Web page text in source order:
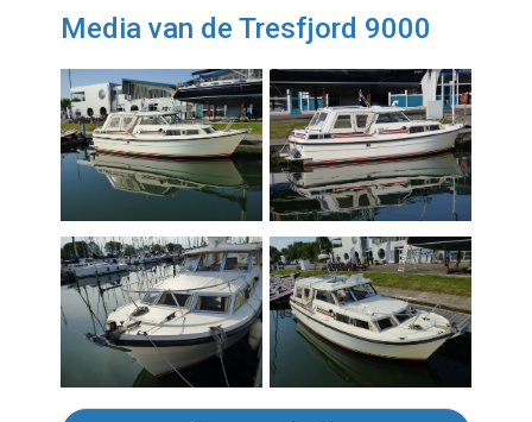
Media van de Tresfjord 9000